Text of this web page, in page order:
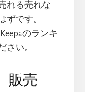
れる売れな
ずです。
のランキ
さい。
販売